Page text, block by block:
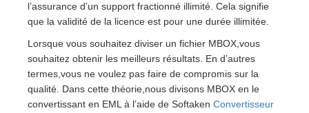
l’assurance d’un support fractionné illimité. Cela signifie
que la validité de la licence est pour une durée illimitée.
Lorsque vous souhaitez diviser un fichier MBOX,vous
souhaitez obtenir les meilleurs résultats. En d’autres
termes,vous ne voulez pas faire de compromis sur la
qualité. Dans cette théorie,nous divisons MBOX en le
convertissant en EML à l’aide de Softaken Convertisseur